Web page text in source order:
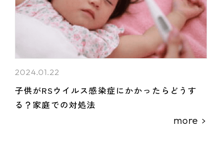
2024.01.22
子供がRSウイルス感染症にかかったらどうす
る？家庭での対処法
more